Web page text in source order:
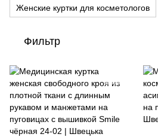
Женские куртки для косметологов
Фильтр